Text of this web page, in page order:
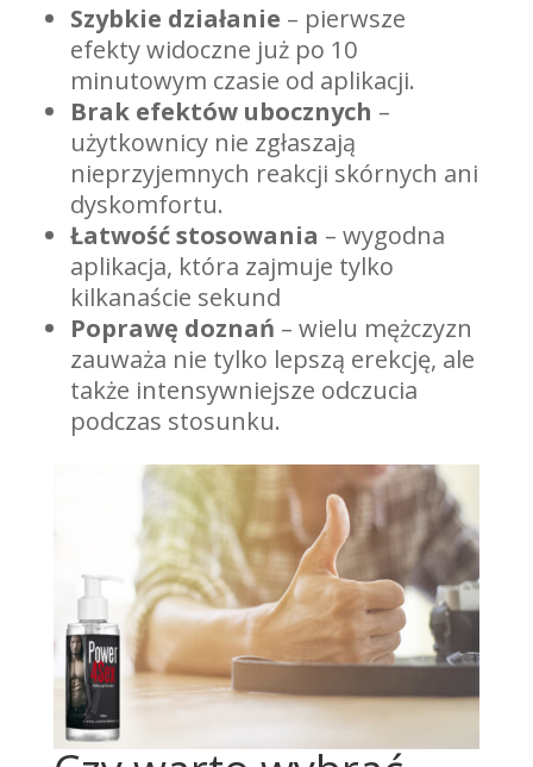
Szybkie działanie – pierwsze
efekty widoczne już po 10
minutowym czasie od aplikacji.
Brak efektów ubocznych –
użytkownicy nie zgłaszają
nieprzyjemnych reakcji skórnych ani
dyskomfortu.
Łatwość stosowania – wygodna
aplikacja, która zajmuje tylko
kilkanaście sekund
Poprawę doznań – wielu mężczyzn
zauważa nie tylko lepszą erekcję, ale
także intensywniejsze odczucia
podczas stosunku.